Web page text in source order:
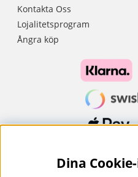
Kontakta Oss
Lojalitetsprogram
Ångra köp
Nyhetsbrev?Dina